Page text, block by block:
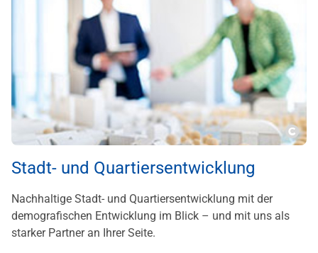
Stadt- und Quartiersentwicklung
Nachhaltige Stadt- und Quartiersentwicklung mit der
demografischen Entwicklung im Blick – und mit uns als
starker Partner an Ihrer Seite.